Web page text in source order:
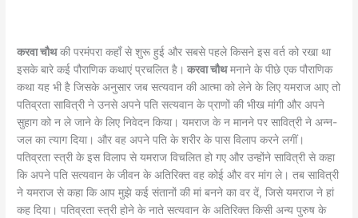
करवा चौथकी परमंपरा कहाँ से शुरू हुई और सबसे पहले किसने इस वर्त को रखा था
इसके बारे कई पौराणिक कथाएं प्रचलित है। करवा चौथमनाने के पीछे एक पौराणिक
कथा यह भी है जिसके अनुसार जब सत्यवान की आत्मा को लेने के लिए यमराज आए तो
पतिव्रता सावित्री ने उनसे अपने पति सत्यवान के प्राणों की भीख मांगी और अपने
सुहाग को न ले जाने के लिए निवेदन किया। यमराज के न मानने पर सावित्री ने अन्न-
जल का त्याग दिया। और वह अपने पति के शरीर के पास विलाप करने लगीं।
पतिव्रता स्त्री के इस विलाप से यमराज विचलित हो गए और उन्होंने सावित्री से कहा
कि अपने पति सत्यवान के जीवन के अतिरिक्त वह कोई और वर मांग ले। तब सावित्री
ने यमराज से कहा कि आप मुझे कई संतानों की मां बनने का वर दें, जिसे यमराज ने हां
कह दिया। पतिव्रता स्त्री होने के नाते सत्यवान के अतिरिक्त किसी अन्य पुरुष के